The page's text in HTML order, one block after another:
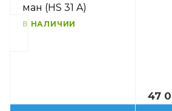
ман (HS 31 A)
В НАЛИЧИИ
47